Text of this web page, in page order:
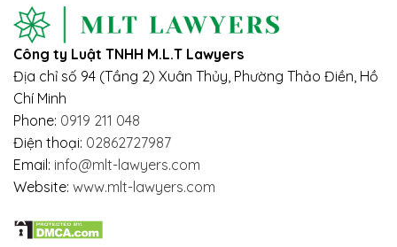
TÁC
ĐẾN
NGƯỜI
LAO
TY
TRÁCH
NHIỆM
HẠN
Công ty Luật TNHH M.L.T Lawyers
Địa chỉ số 94 (Tầng 2) Xuân Thủy, Phường Thảo Điền, Hồ
Chí Minh
Phone: 0919 211 048
Điện thoại: 02862727987
Email: info@mlt-lawyers.com
Website: www.mlt-lawyers.com